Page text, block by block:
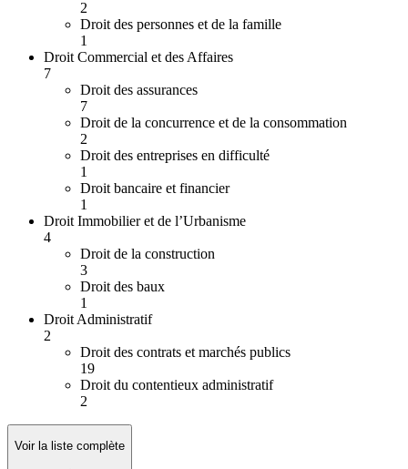
2
Droit des personnes et de la famille
1
Droit Commercial et des Affaires
7
Droit des assurances
7
Droit de la concurrence et de la consommation
2
Droit des entreprises en difficulté
1
Droit bancaire et financier
1
Droit Immobilier et de l’Urbanisme
4
Droit de la construction
3
Droit des baux
1
Droit Administratif
2
Droit des contrats et marchés publics
19
Droit du contentieux administratif
2
Voir la liste complète